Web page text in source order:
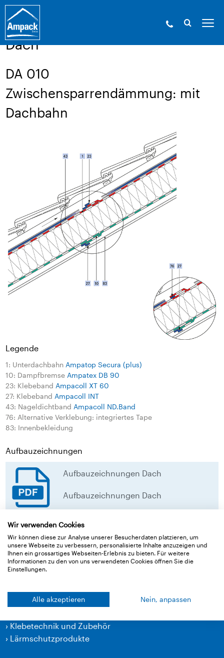
Ampack - Die Experten der Gebäudehülle. Seit
1946.»Service
Dach
DA 010
Zwischensparrendämmung: mit
Dachbahn
Legende
1: Unterdachbahn Ampatop Secura (plus)
10: Dampfbremse Ampatex DB 90
23: Klebeband Ampacoll XT 60
27: Klebeband Ampacoll INT
43: Nageldichtband Ampacoll ND.Band
76: Alternative Verklebung: integriertes Tape
83: Innenbekleidung
Aufbauzeichnungen
Aufbauzeichnungen Dach
Aufbauzeichnungen Dach
download
Zurück zur Übersicht
Produkte
› Klebetechnik und Zubehör
› Lärmschutzprodukte
Wir verwenden Cookies
Wir können diese zur Analyse unserer Besucherdaten platzieren, um
unsere Webseite zu verbessern, personalisierte Inhalte anzuzeigen und
Ihnen ein grossartiges Webseiten-Erlebnis zu bieten. Für weitere
Informationen zu den von uns verwendeten Cookies öffnen Sie die
Einstellungen.
Alle akzeptieren Nein, anpassen